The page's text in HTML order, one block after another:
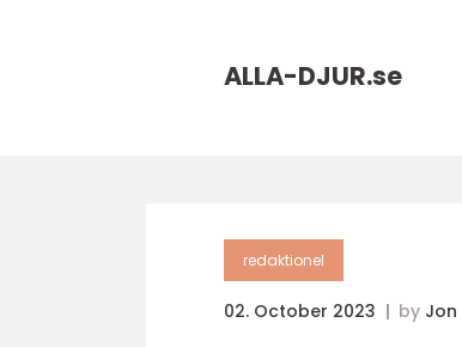
ALLA-DJUR.se
redaktionel
02. October 2023 by Jon